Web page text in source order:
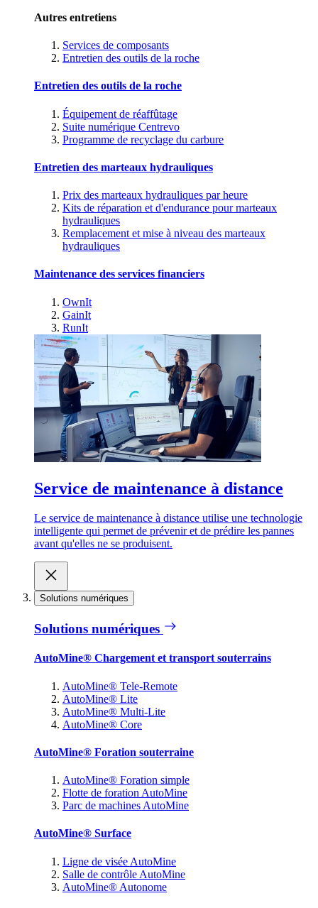
Autres entretiens
Services de composants
Entretien des outils de la roche
Entretien des outils de la roche
Équipement de réaffûtage
Suite numérique Centrevo
Programme de recyclage du carbure
Entretien des marteaux hydrauliques
Prix des marteaux hydrauliques par heure
Kits de réparation et d'endurance pour marteaux
hydrauliques
Remplacement et mise à niveau des marteaux
hydrauliques
Maintenance des services financiers
OwnIt
GainIt
RunIt
Service de maintenance à distance
Le service de maintenance à distance utilise une technologie
intelligente qui permet de prévenir et de prédire les pannes
avant qu'elles ne se produisent.
Solutions numériques
Solutions numériques
AutoMine® Chargement et transport souterrains
AutoMine® Tele-Remote
AutoMine® Lite
AutoMine® Multi-Lite
AutoMine® Core
AutoMine® Foration souterraine
AutoMine® Foration simple
Flotte de foration AutoMine
Parc de machines AutoMine
AutoMine® Surface
Ligne de visée AutoMine
Salle de contrôle AutoMine
AutoMine® Autonome